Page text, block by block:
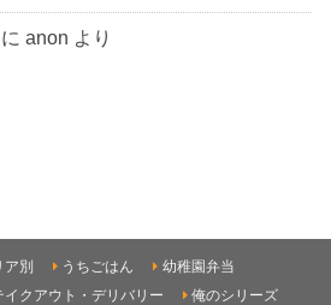
にanon より
ア別 うちごはん
幼稚園弁当
イクアウト・デリバリー
俺のシリーズ